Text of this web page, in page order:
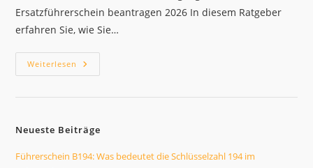
Ersatzführerschein beantragen 2026 In diesem Ratgeber
erfahren Sie, wie Sie…
Weiterlesen Ersatzführerschein
Beantragen
Anleitung
Neueste Beiträge
Führerschein B194: Was bedeutet die Schlüsselzahl 194 im